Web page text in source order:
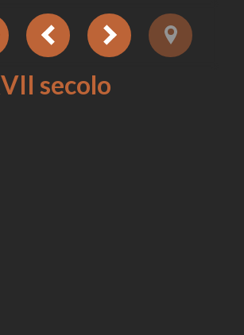
secolo